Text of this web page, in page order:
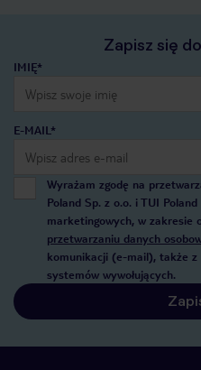
Zapisz się
IMIĘ*
E-MAIL*
Wyrażam zgodę na
Poland Sp. z o.o. i TUI
marketingowych, w zakresie
przetwarzaniu danych
komunikacji (e-mail), także
systemów wywołujących.